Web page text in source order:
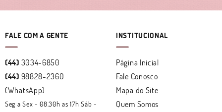
FALE COM A GENTE
(44) 3034-6850
(44) 98828-2360
(WhatsApp)
Seg a Sex - 08.30h as 17h Sáb -
INSTITUCIONAL
Página Inicial
Fale Conosco
Mapa do Site
Quem Somos